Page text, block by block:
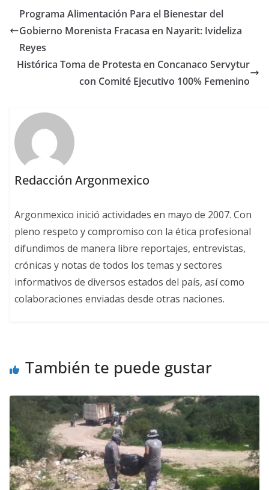
Programa Alimentación Para el Bienestar del
Gobierno Morenista Fracasa en Nayarit: Ivideliza
Reyes
Histórica Toma de Protesta en Concanaco Servytur
con Comité Ejecutivo 100% Femenino
Redacción Argonmexico
Argonmexico inició actividades en mayo de 2007. Con
pleno respeto y compromiso con la ética profesional
difundimos de manera libre reportajes, entrevistas,
crónicas y notas de todos los temas y sectores
informativos de diversos estados del país, así como
colaboraciones enviadas desde otras naciones.
También te puede gustar